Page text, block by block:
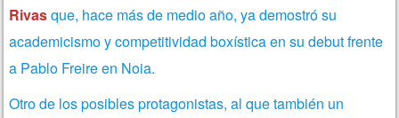
Rivasque, hace más de medio año, ya demostró su
academicismo y competitividad boxística en su debut frente
a Pablo Freire en Noia.
Otro de los posibles protagonistas, al que también un